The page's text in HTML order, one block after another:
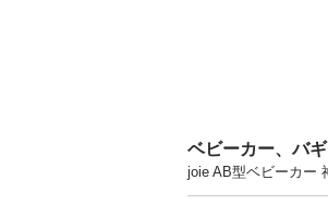
ベビーカー、バ
joie AB型ベビーカー